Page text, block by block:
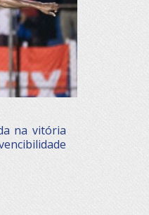
na vitória